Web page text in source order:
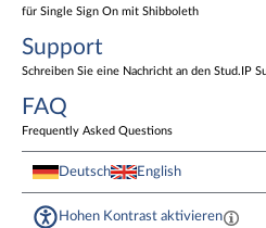
für Single Sign On mit Shibboleth
Support
Schreiben Sie eine Nachricht an den Stud.IP
FAQ
Frequently Asked Questions
Deutsch English
Hohen Kontrast aktivieren